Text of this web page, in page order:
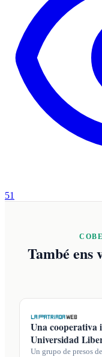
51
També ens
Una cooperativa
Universidad
Un grupo de presos